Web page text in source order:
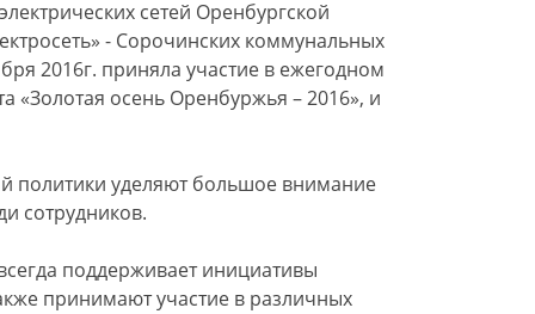
сетей Оренбургской
- Сорочинских коммунальных
2016г. приняла участие в ежегодном
«Золотая осень Оренбуржья – 2016», и
политики уделяют большое внимание
сотрудников.
поддерживает инициативы
принимают участие в различных